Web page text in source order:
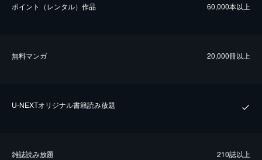
ポイント（レンタル）作品 60,000本以上
無料マンガ 20,000冊以上
U-NEXTオリジナル書籍読み放題
雑誌読み放題 210誌以上